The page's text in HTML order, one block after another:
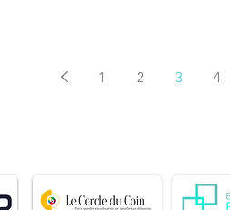
1 2 3 4